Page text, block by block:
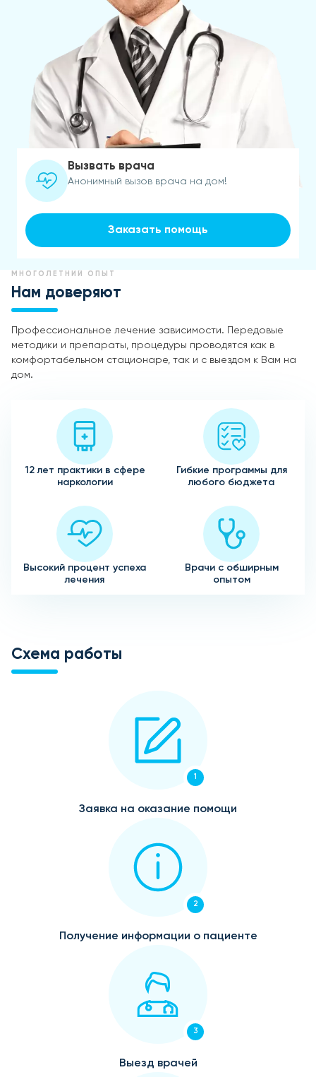
Вызвать врача
Анонимный вызов врача на дом!
Заказать помощь
МНОГОЛЕТНИЙ ОПЫТ
Нам доверяют
Профессиональное лечение зависимости. Передовые
методики и препараты, процедуры проводятся как в
комфортабельном стационаре, так и с выездом к Вам на
дом.
12 лет практики в сфере
наркологии
Гибкие программы для
любого бюджета
Высокий процент успеха
лечения
Врачи с обширным
опытом
Схема работы
1
Заявка на оказание помощи
2
Получение информации о пациенте
3
Выезд врачей